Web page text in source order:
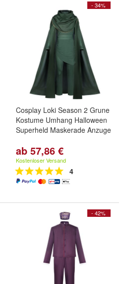
- 34%
Cosplay Loki Season 2 Grune
Kostume Umhang Halloween
Superheld Maskerade Anzuge
ab 57,86 €
Kostenloser Versand
4
- 42%